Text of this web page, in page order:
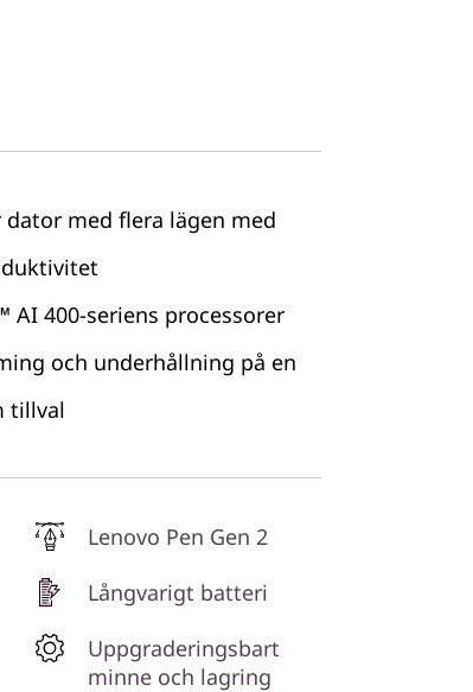
dator med flera lägen med
AI 400-seriens processorer
och underhållning på en
tillval
Lenovo Pen Gen 2
Långvarigt batteri
Uppgraderingsbart
minne och lagring